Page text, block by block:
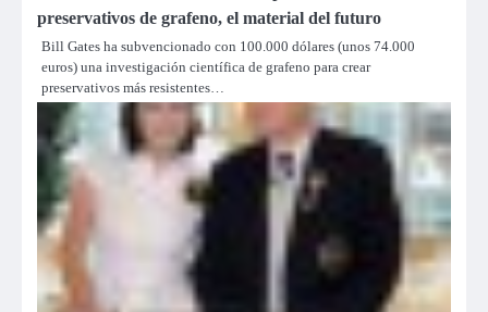
preservativos de grafeno, el material del futuro
Bill Gates ha subvencionado con 100.000 dólares (unos 74.000
euros) una investigación científica de grafeno para crear
preservativos más resistentes…